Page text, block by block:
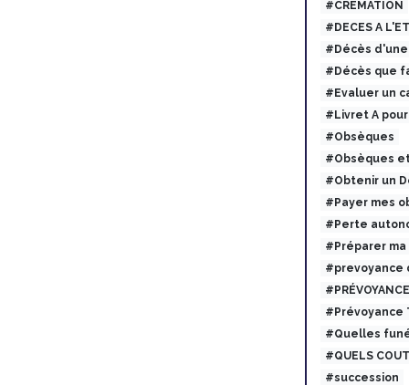
#CREMATION
#DECES A
#Décès
#Décès que
#Evaluer un
#Livret A
#Obsèques
#Obsèques
#Obtenir un
#Payer mes
#Perte
#Préparer ma
#prevoyance
#Prévoyance
#Quelles
#QUELS
#succession